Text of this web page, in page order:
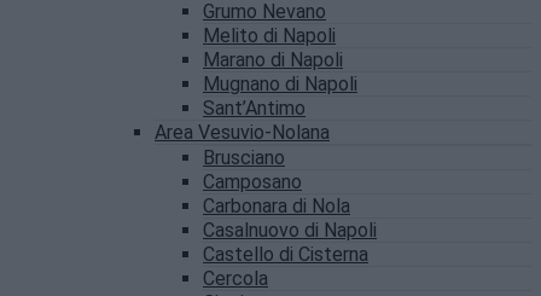
Grumo Nevano
Melito di Napoli
Marano di Napoli
Mugnano di Napoli
Sant’Antimo
Area Vesuvio-Nolana
Brusciano
Camposano
Carbonara di Nola
Casalnuovo di Napoli
Castello di Cisterna
Cercola